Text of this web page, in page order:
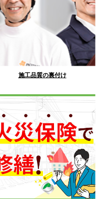
施工品質の裏付け